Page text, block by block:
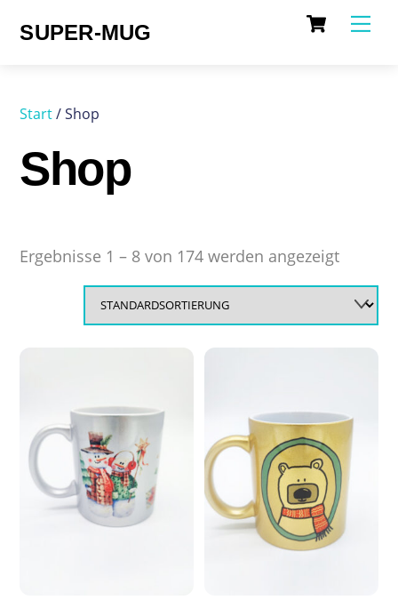
Cart
SUPER-MUG
Start/ Shop
Shop
Ergebnisse 1 – 8 von 174 werden angezeigt